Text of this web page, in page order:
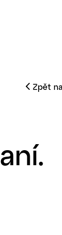
Zpět